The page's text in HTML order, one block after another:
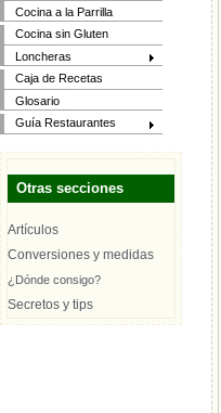
Cocina a la Parrilla
Cocina sin Gluten
Loncheras
Caja de Recetas
Glosario
Guía Restaurantes
Otras secciones
Artículos
Conversiones y medidas
¿Dónde consigo?
Secretos y tips